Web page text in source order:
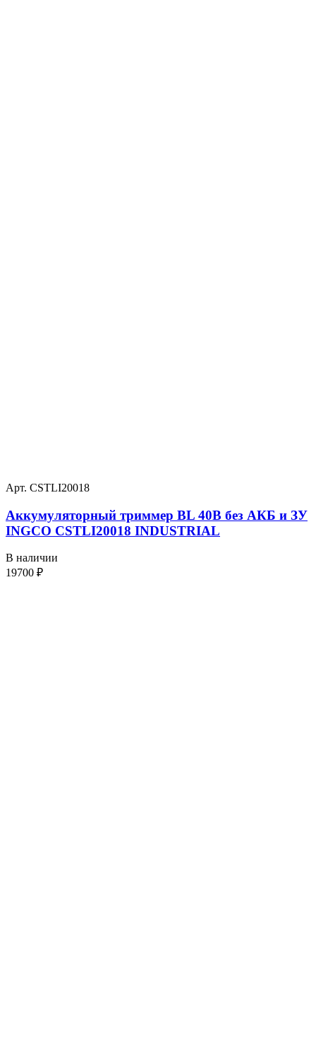
Арт. CSTLI20018
Аккумуляторный триммер BL 40В без АКБ и ЗУ
INGCO CSTLI20018 INDUSTRIAL
В наличии
19700 ₽